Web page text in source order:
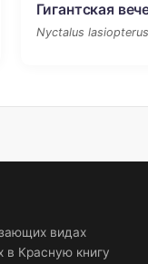
Гигантская
Nyctalus lasiopterus
видах
в Красную книгу